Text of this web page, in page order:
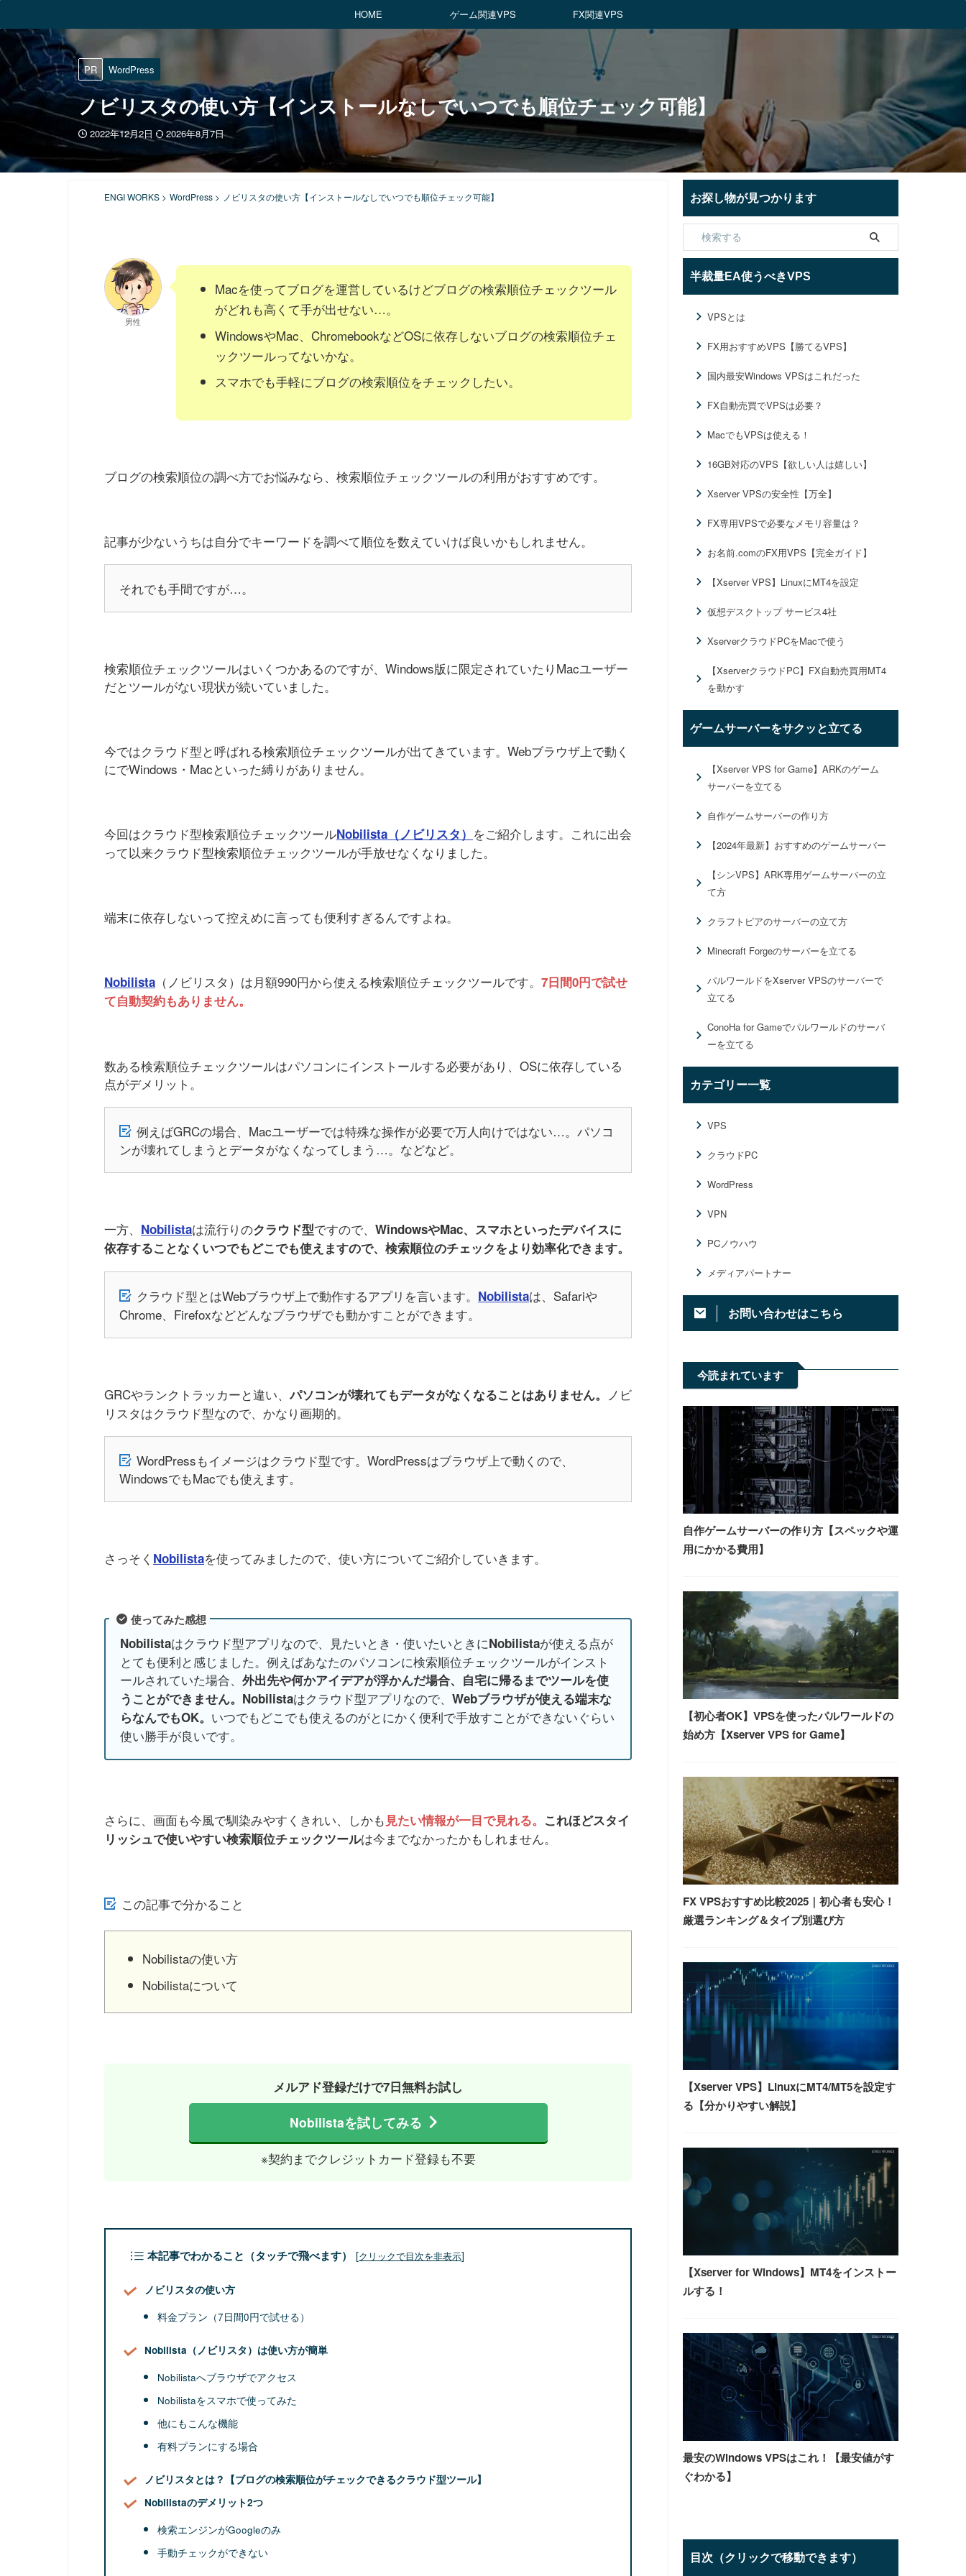
HOME ゲーム関連VPS FX関連VPS
PR WordPress
ノビリスタの使い方【インストールなしでいつでも順位チェック可能】
2022年12月2日 2026年8月7日
ENGI WORKS > WordPress > ノビリスタの使い方【インストールなしでいつでも順位チェック可能】
男性
Macを使ってブログを運営しているけどブログの検索順位チェックツール
がどれも高くて手が出せない…。
WindowsやMac、ChromebookなどOSに依存しないブログの検索順位チェ
ックツールってないかな。
スマホでも手軽にブログの検索順位をチェックしたい。
ブログの検索順位の調べ方でお悩みなら、検索順位チェックツールの利用がおすすめです。
記事が少ないうちは自分でキーワードを調べて順位を数えていけば良いかもしれません。
それでも手間ですが…。
検索順位チェックツールはいくつかあるのですが、Windows版に限定されていたりMacユーザー
だとツールがない現状が続いていました。
今ではクラウド型と呼ばれる検索順位チェックツールが出てきています。Webブラウザ上で動く
にでWindows・Macといった縛りがありません。
今回はクラウド型検索順位チェックツールNobilista（ノビリスタ） をご紹介します。これに出会
って以来クラウド型検索順位チェックツールが手放せなくなりました。
端末に依存しないって控えめに言っても便利すぎるんですよね。
Nobilista （ノビリスタ）は月額990円から使える検索順位チェックツールです。 7日間0円で試せ
て自動契約もありません。
数ある検索順位チェックツールはパソコンにインストールする必要があり、OSに依存している
点がデメリット。
例えばGRCの場合、Macユーザーでは特殊な操作が必要で万人向けではない…。パソコ
ンが壊れてしまうとデータがなくなってしまう…。などなど。
一方、 Nobilistaは流行りのクラウド型ですので、 WindowsやMac、スマホといったデバイスに
依存することなくいつでもどこでも使えますので、検索順位のチェックをより効率化できます。
クラウド型とはWebブラウザ上で動作するアプリを言います。 Nobilistaは、Safariや
Chrome、Firefoxなどどんなブラウザでも動かすことができます。
GRCやランクトラッカーと違い、パソコンが壊れてもデータがなくなることはありません。 ノビ
リスタはクラウド型なので、かなり画期的。
WordPressもイメージはクラウド型です。WordPressはブラウザ上で動くので、
WindowsでもMacでも使えます。
さっそく Nobilistaを使ってみましたので、使い方についてご紹介していきます。
使ってみた感想
Nobilistaはクラウド型アプリなので、見たいとき・使いたいときにNobilistaが使える点が
とても便利と感じました。例えばあなたのパソコンに検索順位チェックツールがインスト
ールされていた場合、 外出先や何かアイデアが浮かんだ場合、自宅に帰るまでツールを使
うことができません。 Nobilistaはクラウド型アプリなので、 Webブラウザが使える端末な
らなんでもOK。 いつでもどこでも使えるのがとにかく便利で手放すことができないぐらい
使い勝手が良いです。
さらに、画面も今風で馴染みやすくきれい、しかも 見たい情報が一目で見れる。 これほどスタイ
リッシュで使いやすい検索順位チェックツールは今までなかったかもしれません。
この記事で分かること
Nobilistaの使い方
Nobilistaについて
メルアド登録だけで7日無料お試し
Nobilistaを試してみる
※契約までクレジットカード登録も不要
本記事でわかること（タッチで飛べます） [クリックで目次を非表示]
ノビリスタの使い方
料金プラン（7日間0円で試せる）
Nobilista（ノビリスタ）は使い方が簡単
Nobilistaへブラウザでアクセス
Nobilistaをスマホで使ってみた
他にもこんな機能
有料プランにする場合
ノビリスタとは？【ブログの検索順位がチェックできるクラウド型ツール】
Nobilistaのデメリット2つ
検索エンジンがGoogleのみ
手動チェックができない
お探し物が見つかります
半裁量EA使うべきVPS
VPSとは
FX用おすすめVPS【勝てるVPS】
国内最安Windows VPSはこれだった
FX自動売買でVPSは必要？
MacでもVPSは使える！
16GB対応のVPS【欲しい人は嬉しい】
Xserver VPSの安全性【万全】
FX専用VPSで必要なメモリ容量は？
お名前.comのFX用VPS【完全ガイド】
【Xserver VPS】LinuxにMT4を設定
仮想デスクトップ サービス4社
XserverクラウドPCをMacで使う
【XserverクラウドPC】FX自動売買用MT4
を動かす
ゲームサーバーをサクッと立てる
【Xserver VPS for Game】ARKのゲーム
サーバーを立てる
自作ゲームサーバーの作り方
【2024年最新】おすすめのゲームサーバー
【シンVPS】ARK専用ゲームサーバーの立
て方
クラフトピアのサーバーの立て方
Minecraft Forgeのサーバーを立てる
パルワールドをXserver VPSのサーバーで
立てる
ConoHa for Gameでパルワールドのサーバ
ーを立てる
カテゴリー一覧
VPS
クラウドPC
WordPress
VPN
PCノウハウ
メディアパートナー
お問い合わせはこちら
今読まれています
自作ゲームサーバーの作り方【スペックや運
用にかかる費用】
【初心者OK】VPSを使ったパルワールドの
始め方【Xserver VPS for Game】
FX VPSおすすめ比較2025｜初心者も安心！
厳選ランキング＆タイプ別選び方
【Xserver VPS】LinuxにMT4/MT5を設定す
る【分かりやすい解説】
【Xserver for Windows】MT4をインストー
ルする！
最安のWindows VPSはこれ！【最安値がす
ぐわかる】
目次（クリックで移動できます）